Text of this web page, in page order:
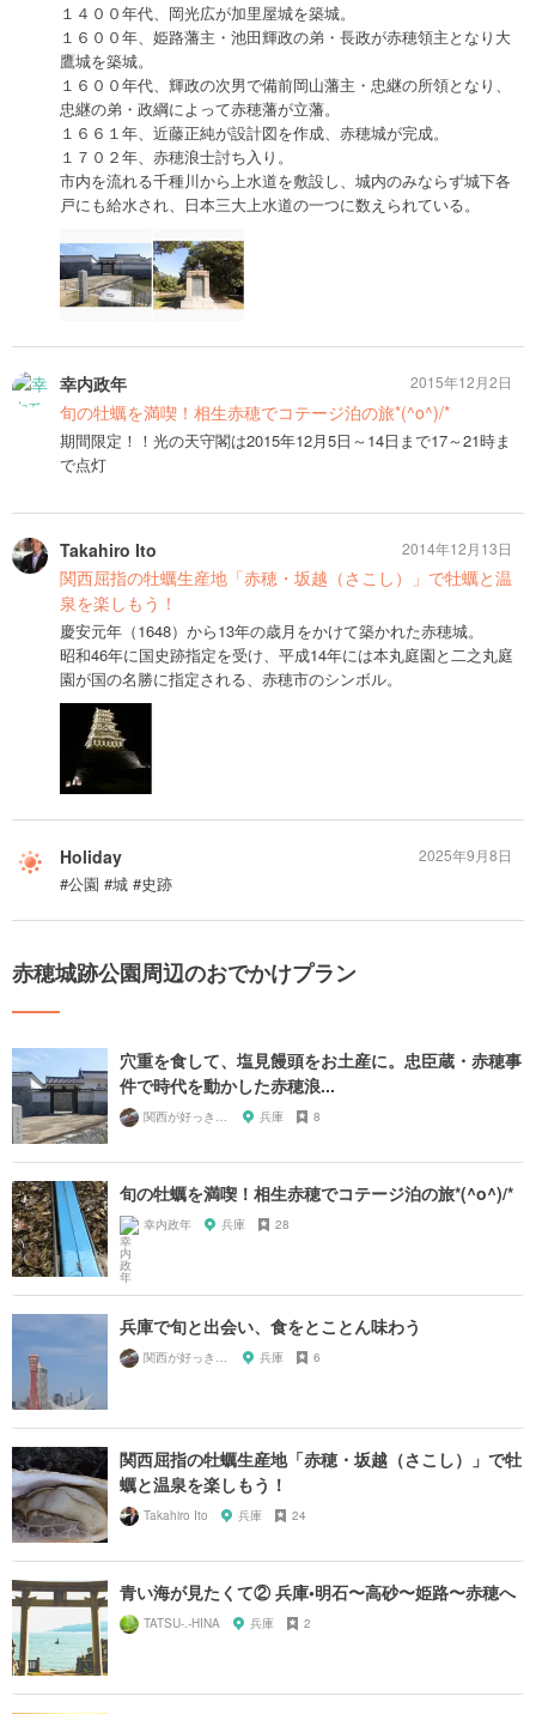
１４００年代、岡光広が加里屋城を築城。
１６００年、姫路藩主・池田輝政の弟・長政が赤穂領主となり大
鷹城を築城。
１６００年代、輝政の次男で備前岡山藩主・忠継の所領となり、
忠継の弟・政綱によって赤穂藩が立藩。
１６６１年、近藤正純が設計図を作成、赤穂城が完成。
１７０２年、赤穂浪士討ち入り。
市内を流れる千種川から上水道を敷設し、城内のみならず城下各
戸にも給水され、日本三大上水道の一つに数えられている。
幸内政年
旬の牡蠣を満喫！相生赤穂でコテージ泊の旅*(^o^)/*
期間限定！！光の天守閣は2015年12月5日～14日まで17～21時ま
で点灯
2015年12月2日
Takahiro Ito
関西屈指の牡蠣生産地「赤穂・坂越（さこし）」で牡蠣と温
泉を楽しもう！
慶安元年（1648）から13年の歳月をかけて築かれた赤穂城。
昭和46年に国史跡指定を受け、平成14年には本丸庭園と二之丸庭
園が国の名勝に指定される、赤穂市のシンボル。
2014年12月13日
Holiday
#公園 #城 #史跡
2025年9月8日
赤穂城跡公園周辺のおでかけプラン
穴重を食して、塩見饅頭をお土産に。忠臣蔵・赤穂事
件で時代を動かした赤穂浪...
関西が好っきゃねん 兵庫 8
旬の牡蠣を満喫！相生赤穂でコテージ泊の旅*(^o^)/*
幸内政年 兵庫 28
兵庫で旬と出会い、食をとことん味わう
関西が好っきゃねん 兵庫 6
関西屈指の牡蠣生産地「赤穂・坂越（さこし）」で牡
蠣と温泉を楽しもう！
Takahiro Ito 兵庫 24
青い海が見たくて② 兵庫•明石〜高砂〜姫路〜赤穂へ
TATSU-.-HINA 兵庫 2